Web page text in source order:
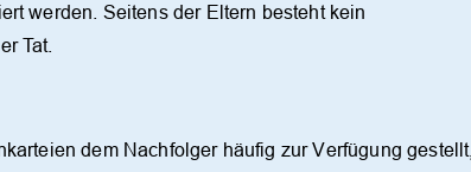
werden. Seitens der Eltern besteht kein
Tat.
dem Nachfolger häufig zur Verfügung gestellt,